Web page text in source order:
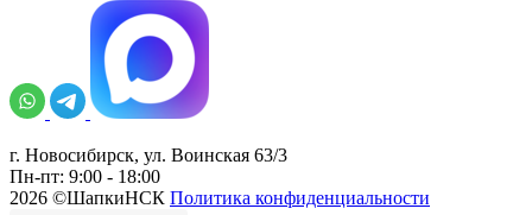
г. Новосибирск, ул. Воинская 63/3
Пн-пт: 9:00 - 18:00
2026 ©ШапкиНСК Политика конфиденциальности